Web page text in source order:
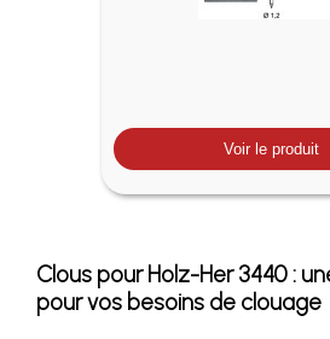
Voir le produit
Clous pour Holz-Her 3440 :
pour vos besoins de clouage